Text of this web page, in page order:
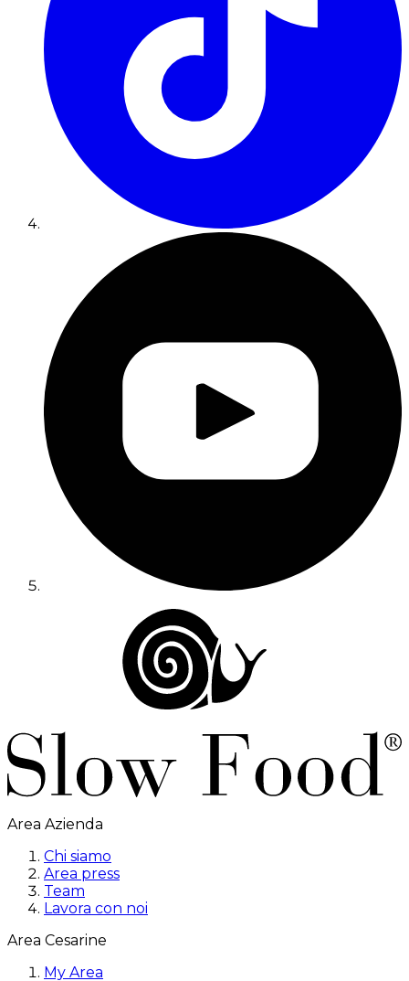
Area Azienda
Chi siamo
Area press
Team
Lavora con noi
Area Cesarine
My Area